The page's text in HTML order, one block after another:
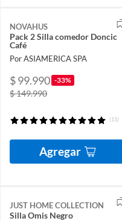
NOVAHUS
Pack 2 Silla comedor Doncic
Café
Por ASIAMERICA SPA
$ 99.990 -33%
$ 149.990
(11)
Agregar
JUST HOME COLLECTION
Silla Omis Negro